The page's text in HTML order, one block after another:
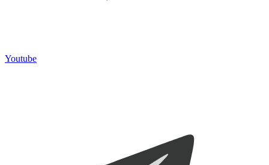
Youtube